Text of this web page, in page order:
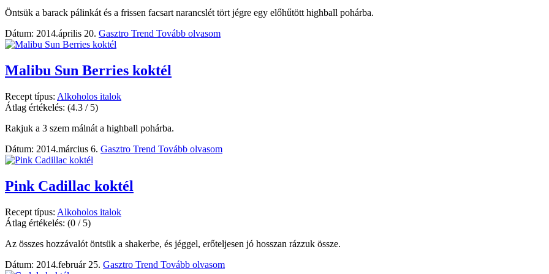
Öntsük a barack pálinkát és a frissen facsart narancslét tört jégre egy előhűtött highball pohárba.
Dátum: 2014.április 20. Gasztro Trend Tovább olvasom
Malibu Sun Berries koktél
Recept típus: Alkoholos italok
Átlag értékelés: (4.3 / 5)
Rakjuk a 3 szem málnát a highball pohárba.
Dátum: 2014.március 6. Gasztro Trend Tovább olvasom
Pink Cadillac koktél
Recept típus: Alkoholos italok
Átlag értékelés: (0 / 5)
Az összes hozzávalót öntsük a shakerbe, és jéggel, erőteljesen jó hosszan rázzuk össze.
Dátum: 2014.február 25. Gasztro Trend Tovább olvasom